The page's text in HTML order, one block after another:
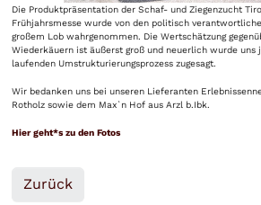
Die Produktpräsentation der Schaf- und Ziegenzucht
Frühjahrsmesse wurde von den politisch
großem Lob wahrgenommen. Die Wertschätzung
Wiederkäuern ist äußerst groß und neuerlich wurde uns
laufenden Umstrukturierungsprozess zugesagt.
Wir bedanken uns bei unseren Lieferanten
Rotholz sowie dem Max`n Hof aus Arzl b.Ibk.
Hier geht*s zu den Fotos
Zurück